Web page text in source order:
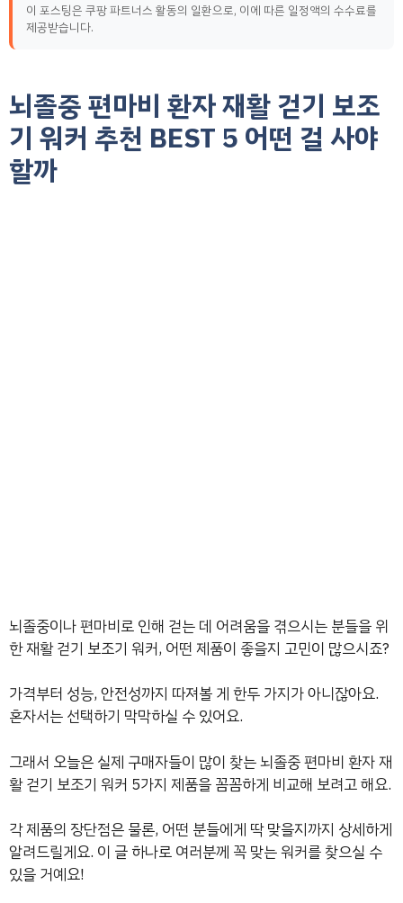
이 포스팅은 쿠팡 파트너스 활동의 일환으로, 이에 따른 일정액의 수수료를
제공받습니다.
뇌졸중 편마비 환자 재활 걷기 보조
기 워커 추천 BEST 5 어떤 걸 사야
할까
뇌졸중이나 편마비로 인해 걷는 데 어려움을 겪으시는 분들을 위
한 재활 걷기 보조기 워커, 어떤 제품이 좋을지 고민이 많으시죠?
가격부터 성능, 안전성까지 따져볼 게 한두 가지가 아니잖아요.
혼자서는 선택하기 막막하실 수 있어요.
그래서 오늘은 실제 구매자들이 많이 찾는 뇌졸중 편마비 환자 재
활 걷기 보조기 워커 5가지 제품을 꼼꼼하게 비교해 보려고 해요.
각 제품의 장단점은 물론, 어떤 분들에게 딱 맞을지까지 상세하게
알려드릴게요. 이 글 하나로 여러분께 꼭 맞는 워커를 찾으실 수
있을 거예요!